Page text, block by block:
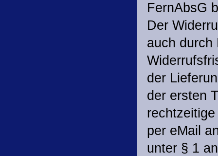
FernAbsG
Der
auch durch
der
der ersten
per eMail
unter § 1